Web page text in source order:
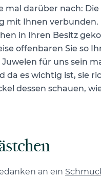
mal darüber nach:
mit Ihnen verbunden.
in Ihren Besitz
offenbaren Sie so
für uns sein
da es wichtig ist, sie
dessen schauen,
an ein